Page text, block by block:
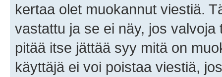
kertaa olet muokannut viestiä.
vastattu ja se ei näy, jos
pitää itse jättää syy mitä on
käyttäjä ei voi poistaa viestiä,